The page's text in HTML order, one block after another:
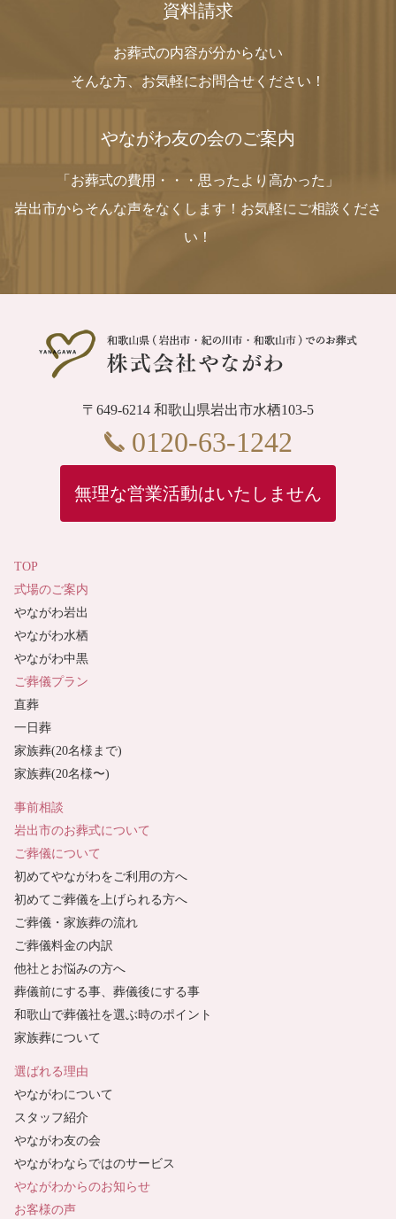
資料請求
お葬式の内容が分からない
そんな方、お気軽にお問合せください！
やながわ友の会のご案内
「お葬式の費用・・・思ったより高かった」
岩出市からそんな声をなくします！お気軽にご相談くださ
い！
〒649-6214 和歌山県岩出市水栖103-5
0120-63-1242
無理な営業活動はいたしません
TOP
式場のご案内
やながわ岩出
やながわ水栖
やながわ中黒
ご葬儀プラン
直葬
一日葬
家族葬(20名様まで)
家族葬(20名様〜)
事前相談
岩出市のお葬式について
ご葬儀について
初めてやながわをご利用の方へ
初めてご葬儀を上げられる方へ
ご葬儀・家族葬の流れ
ご葬儀料金の内訳
他社とお悩みの方へ
葬儀前にする事、葬儀後にする事
和歌山で葬儀社を選ぶ時のポイント
家族葬について
選ばれる理由
やながわについて
スタッフ紹介
やながわ友の会
やながわならではのサービス
やながわからのお知らせ
お客様の声